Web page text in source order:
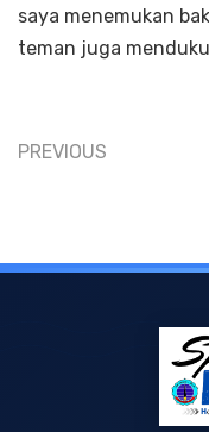
saya menemukan
teman juga
PREVIOUS